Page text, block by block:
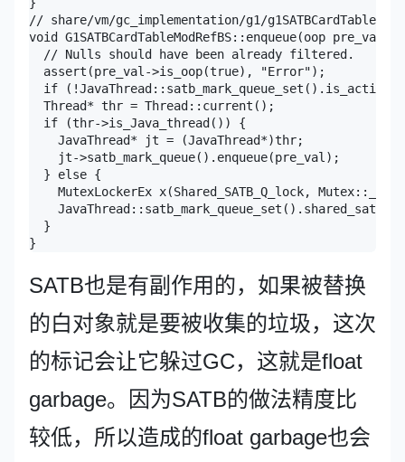
// share/vm/gc_implementation/g1/
void G1SATBCardTableModRefBS::enqueue(oop pre_val) {
  // Nulls should have been already filtered.
  assert(pre_val->is_oop(true), "Error");
if
  Thread* thr = Thread::current();
  if (thr->is_Java_thread()) {
    JavaThread* jt = (JavaThread*)thr;
    jt->satb_mark_queue().enqueue(pre_val);
  } else {
MutexLockerEx x(Shared_SATB_Q_lock,
  }
SATB也是有副作用的，如果被替换
的白对象就是要被收集的垃圾，这次
的标记会让它躲过GC，这就是float
garbage。因为SATB的做法精度比
较低，所以造成的float garbage也会